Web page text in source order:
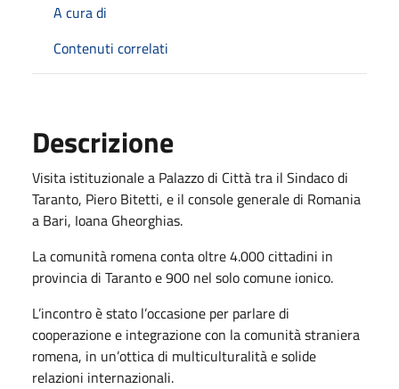
A cura di
Contenuti correlati
Descrizione
Visita istituzionale a Palazzo di Città tra il Sindaco di
Taranto, Piero Bitetti, e il console generale di Romania
a Bari, Ioana Gheorghias.
La comunità romena conta oltre 4.000 cittadini in
provincia di Taranto e 900 nel solo comune ionico.
L’incontro è stato l’occasione per parlare di
cooperazione e integrazione con la comunità straniera
romena, in un’ottica di multiculturalità e solide
relazioni internazionali.